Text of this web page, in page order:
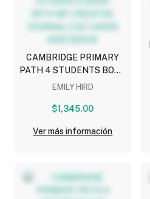
CAMBRIDGE PRIMARY
PATH 4 STUDENTS BOOK
WITH MY CREATIVE
AND EBOOK
EMILY HIRD
$1,345.00
Ver más información